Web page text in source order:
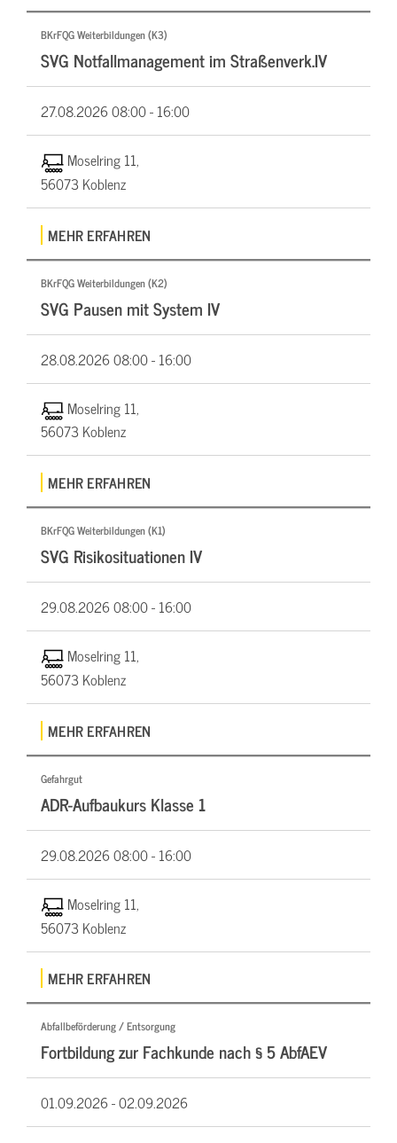
BKrFQG Weiterbildungen (K3)
SVG Notfallmanagement im Straßenverk.IV
27.08.202608:00 - 16:00
Moselring 11,
56073 Koblenz
MEHR ERFAHREN
BKrFQG Weiterbildungen (K2)
SVG Pausen mit System IV
28.08.202608:00 - 16:00
Moselring 11,
56073 Koblenz
MEHR ERFAHREN
BKrFQG Weiterbildungen (K1)
SVG Risikosituationen IV
29.08.202608:00 - 16:00
Moselring 11,
56073 Koblenz
MEHR ERFAHREN
Gefahrgut
ADR-Aufbaukurs Klasse 1
29.08.202608:00 - 16:00
Moselring 11,
56073 Koblenz
MEHR ERFAHREN
Abfallbeförderung / Entsorgung
Fortbildung zur Fachkunde nach § 5 AbfAEV
01.09.2026 -02.09.2026